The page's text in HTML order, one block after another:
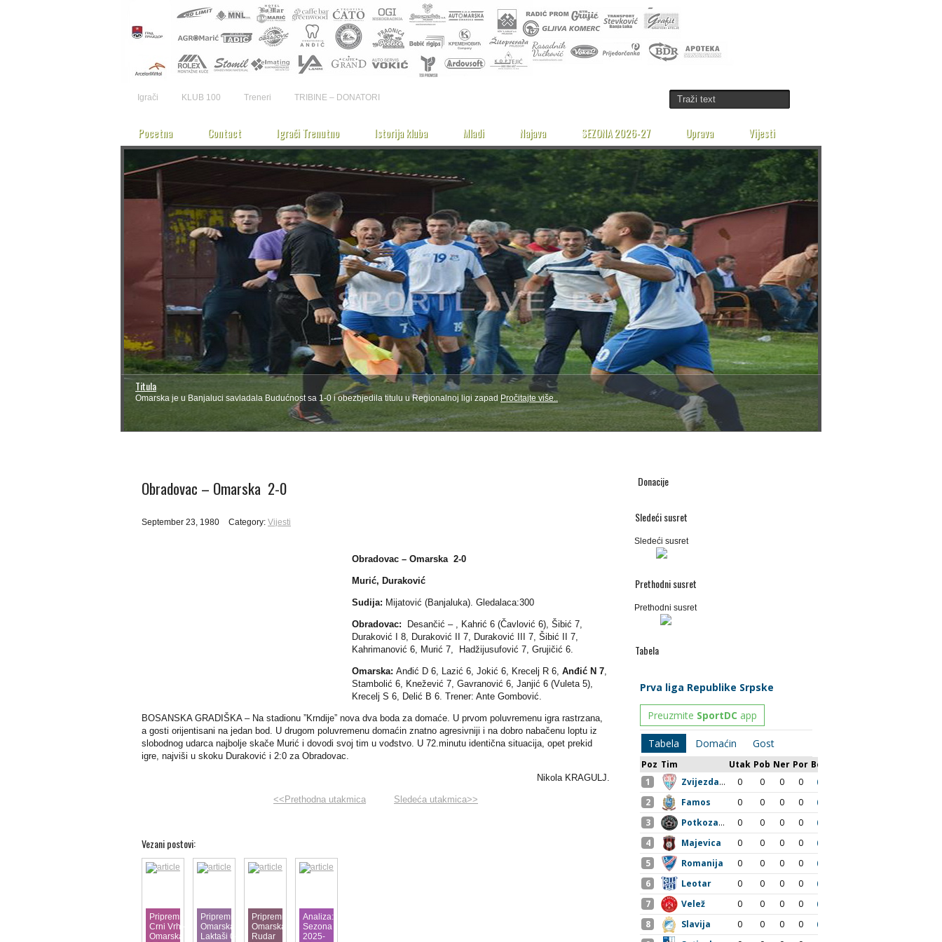
Igrači KLUB 100 Treneri TRIBINE – DONATORI
Pocetna Contact Igrači Trenutno Istorija kluba Mladi Najava SEZONA 2026-27 Uprava Vijesti
Titula
Omarska je u Banjaluci savladala Budućnost sa 1-0 i obezbjedila titulu u Regionalnoj ligi zapad Pročitajte više..
4
Donacije
Sledeći susret
Sledeći susret
Prethodni susret
Prethodni susret
Tabela
Obradovac – Omarska 2-0
September 23, 1980 Category: Vijesti
Obradovac – Omarska 2-0
Murić, Duraković
Sudija: Mijatović (Banjaluka). Gledalaca:300
Obradovac:
Desančić – , Kahrić 6 (Čavlović 6), Šibić 7,
Duraković I 8, Duraković II 7, Duraković III 7, Šibić II 7,
Kahrimanović 6, Murić 7, Hadžijusufović 7, Grujičić 6.
Omarska: Anđić D 6, Lazić 6, Jokić 6, Krecelj R 6, Anđić N 7,
Stambolić 6, Knežević 7, Gavranović 6, Janjić 6 (Vuleta 5),
Krecelj S 6, Delić B 6. Trener: Ante Gombović.
BOSANSKA GRADIŠKA – Na stadionu ”Krndije” nova dva boda za domaće. U prvom poluvremenu igra rastrzana,
a gosti orijentisani na jedan bod. U drugom poluvremenu domaćin znatno agresivniji i na dobro nabačenu loptu iz
slobodnog udarca najbolje skače Murić i dovodi svoj tim u vođstvo. U 72.minutu identična situacija, opet prekid
igre, najviši u skoku Duraković i 2:0 za Obradovac.
Nikola KRAGULJ.
<<Prethodna utakmica Sledeća utakmica>>
Vezani postovi:
Pripremna:
Crni Vrh -
Omarska
Pripremna:
Omarska -
Laktaši 0-1
Pripremna:
Omarska -
Rudar
Analiza:
Sezona
2025-